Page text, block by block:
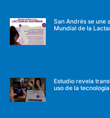
San Andrés se une
Mundial de la
Estudio revela
uso de la